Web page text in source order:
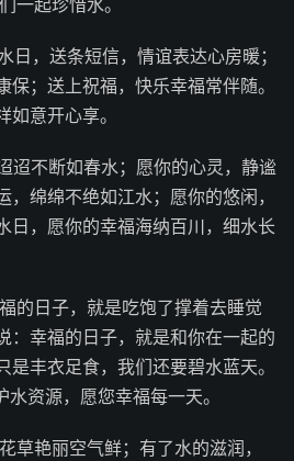
，送条短信，情谊表达心房暖；
；送上祝福，快乐幸福常伴随。
如意开心享。
迢不断如春水；愿你的心灵，静谧
，绵绵不绝如江水；愿你的悠闲，
日，愿你的幸福海纳百川，细水长
的日子，就是吃饱了撑着去睡觉
：幸福的日子，就是和你在一起的
是丰衣足食，我们还要碧水蓝天。
资源，愿您幸福每一天。
草艳丽空气鲜；有了水的滋润，